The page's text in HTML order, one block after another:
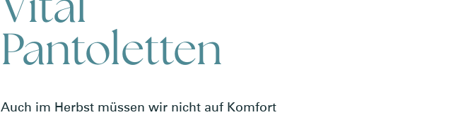
Pantoletten
Auch im Herbst müssen wir nicht auf Komfort